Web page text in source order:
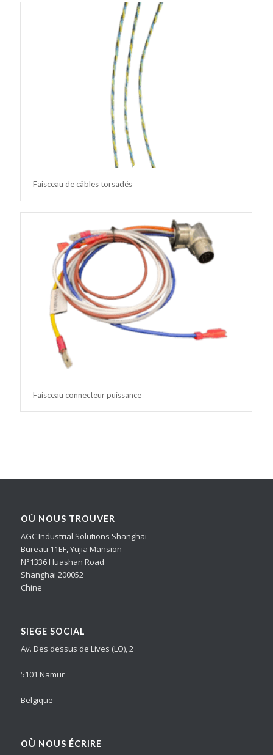
Faisceau de câbles torsadés
Faisceau connecteur puissance
OÙ NOUS TROUVER
AGC Industrial Solutions Shanghai
Bureau 11EF, Yujia Mansion
N°1336 Huashan Road
Shanghai 200052
Chine
SIEGE SOCIAL
Av. Des dessus de Lives (LO), 2
5101 Namur
Belgique
OÙ NOUS ÉCRIRE